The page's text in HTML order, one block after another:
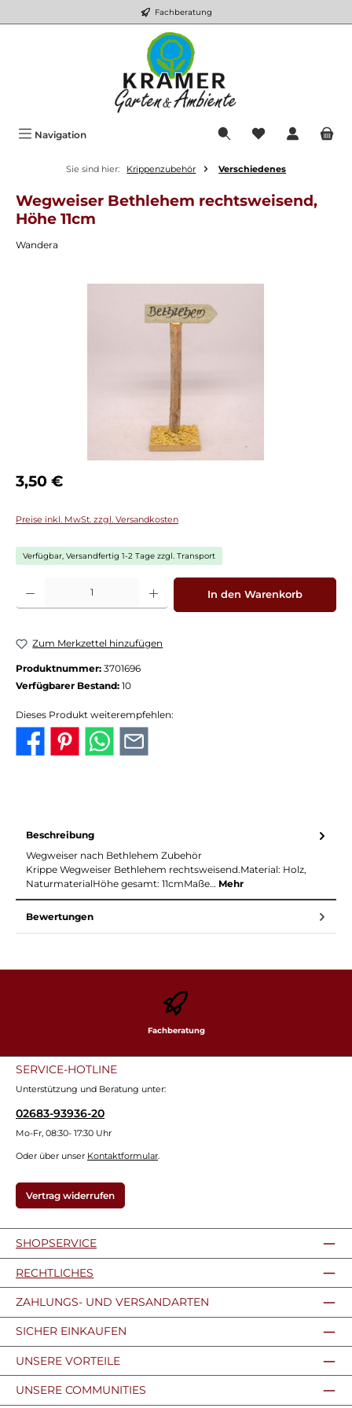
Fachberatung
Navigation Du hast 0
Sie sind hier: Krippenzubehör Verschiedenes
Wegweiser Bethlehem rechtsweisend,
Höhe 11cm
Wandera
Regulärer Preis:
3,50 €
Preise inkl. MwSt. zzgl. Versandkosten
Verfügbar, Versandfertig 1-2 Tage zzgl. Transport
Produkt Anzahl: Gib den gewünschten Wert ein oder benutze die
In den Warenkorb
Zum Merkzettel hinzufügen
Produktnummer: 3701696
Verfügbarer Bestand: 10
Dieses Produkt weiterempfehlen:
Beschreibung
Wegweiser nach Bethlehem Zubehör
Krippe Wegweiser Bethlehem rechtsweisend.Material: Holz,
NaturmaterialHöhe gesamt: 11cmMaße… Mehr
Bewertungen
Fachberatung
SERVICE-HOTLINE
Unterstützung und Beratung unter:
02683-93936-20
Mo-Fr, 08:30- 17:30 Uhr
Oder über unser Kontaktformular.
Vertrag widerrufen
SHOPSERVICE
RECHTLICHES
ZAHLUNGS- UND VERSANDARTEN
SICHER EINKAUFEN
UNSERE VORTEILE
UNSERE COMMUNITIES